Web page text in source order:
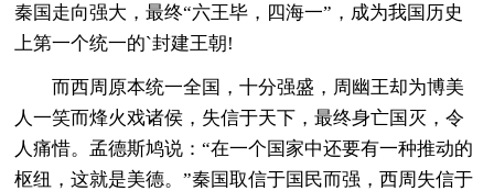
秦国走向强大，最终“六王毕，四海一”，成为我国历史
上第一个统一的`封建王朝!
而西周原本统一全国，十分强盛，周幽王却为博美
人一笑而烽火戏诸侯，失信于天下，最终身亡国灭，令
人痛惜。孟德斯鸠说：“在一个国家中还要有一种推动的
枢纽，这就是美德。”秦国取信于国民而强，西周失信于